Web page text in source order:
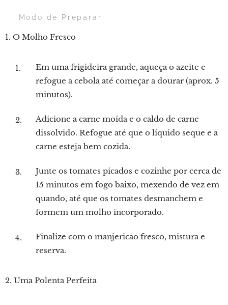
👨‍🍳 Modo de Preparar
1. O Molho Fresco
Em uma frigideira grande, aqueça o azeite e
refogue a cebola até começar a dourar (aprox. 5
minutos).
Adicione a carne moída e o caldo de carne
dissolvido. Refogue até que o líquido seque e a
carne esteja bem cozida.
Junte os tomates picados e cozinhe por cerca de
15 minutos em fogo baixo, mexendo de vez em
quando, até que os tomates desmanchem e
formem um molho incorporado.
Finalize com o manjericão fresco, mistura e
reserva.
2. Uma Polenta Perfeita